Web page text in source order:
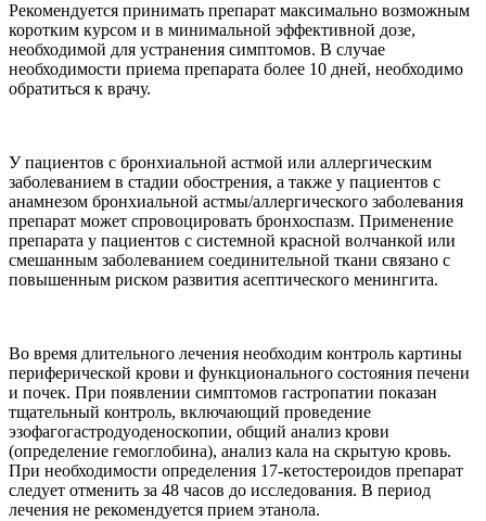
Рекомендуется принимать препарат максимально возможным
коротким курсом и в минимальной эффективной дозе,
необходимой для устранения симптомов. В случае
необходимости приема препарата более 10 дней, необходимо
обратиться к врачу.
У пациентов с бронхиальной астмой или аллергическим
заболеванием в стадии обострения, а также у пациентов с
анамнезом бронхиальной астмы/аллергического заболевания
препарат может спровоцировать бронхоспазм. Применение
препарата у пациентов с системной красной волчанкой или
смешанным заболеванием соединительной ткани связано с
повышенным риском развития асептического менингита.
Во время длительного лечения необходим контроль картины
периферической крови и функционального состояния печени
и почек. При появлении симптомов гастропатии показан
тщательный контроль, включающий проведение
эзофагогастродуоденоскопии, общий анализ крови
(определение гемоглобина), анализ кала на скрытую кровь.
При необходимости определения 17-кетостероидов препарат
следует отменить за 48 часов до исследования. В период
лечения не рекомендуется прием этанола.